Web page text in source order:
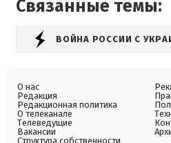
Связанные темы:
ВОЙНА РОССИИ С
О нас
Редакция
Редакционная политика
О телеканале
Телеведущие
Вакансии
Структура собственности